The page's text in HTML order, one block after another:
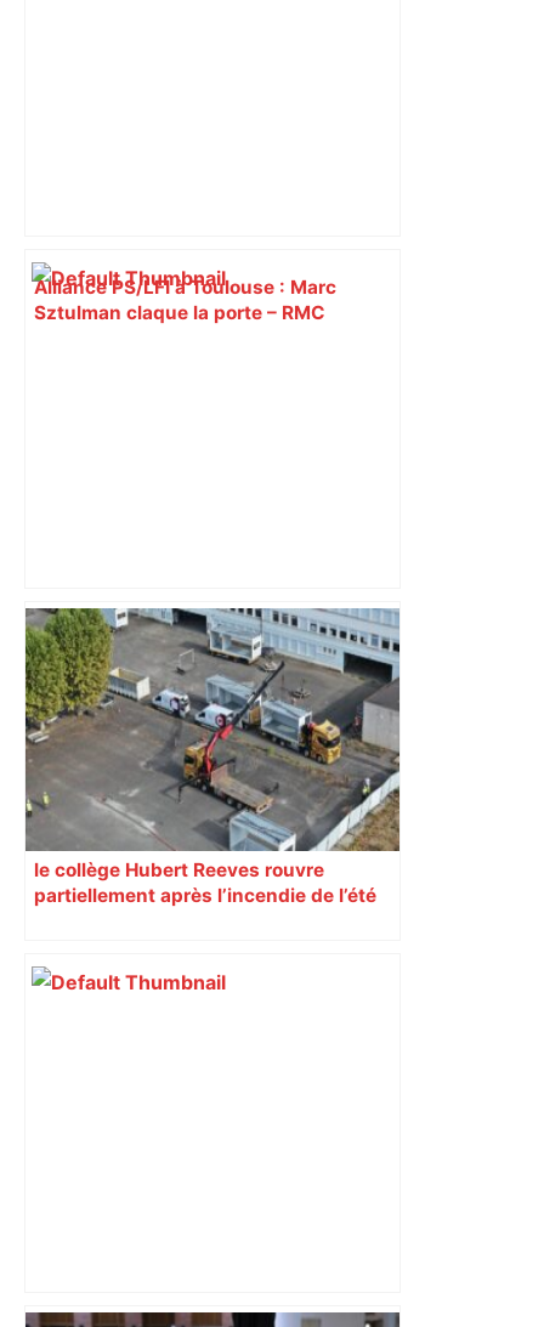
Alliance PS/LFI à Toulouse : Marc
Sztulman claque la porte – RMC
ENTRETIEN. La mairie de Toulouse teste
une nouvelle stratégie anti-
moustiques-tigres sans insecticide :
bientôt dans d’autres quartiers –
ladepeche.fr
le collège Hubert Reeves rouvre
partiellement après l’incendie de l’été